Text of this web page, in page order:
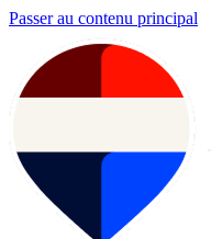
Passer au contenu principal